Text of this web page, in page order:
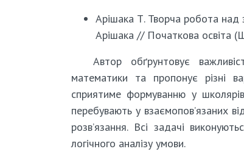
Арішака Т. Творча робота над
Арішака // Початкова освіта
Автор обґрунтовує
математики та пропонує різні
сприятиме формуванню у
перебувають у взаємопов’язаних
розв’язання. Всі задачі
логічного аналізу умови.